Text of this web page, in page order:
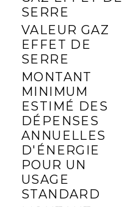
SERRE
VALEUR GAZ
EFFET DE
SERRE
MONTANT
MINIMUM
ESTIMÉ DES
DÉPENSES
ANNUELLES
D'ÉNERGIE
POUR UN
USAGE
STANDARD